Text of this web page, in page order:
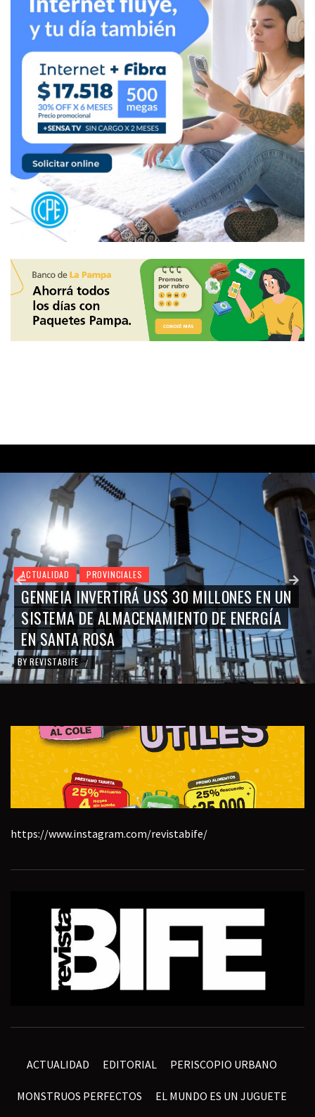
ACTUALIDAD PROVINCIALES
GENNEIA INVERTIRÁ US$ 30 MILLONES EN UN
SISTEMA DE ALMACENAMIENTO DE ENERGÍA
EN SANTA ROSA
BY REVISTABIFE /
https://www.instagram.com/revistabife/
ACTUALIDAD EDITORIAL PERISCOPIO URBANO
MONSTRUOS PERFECTOS EL MUNDO ES UN JUGUETE